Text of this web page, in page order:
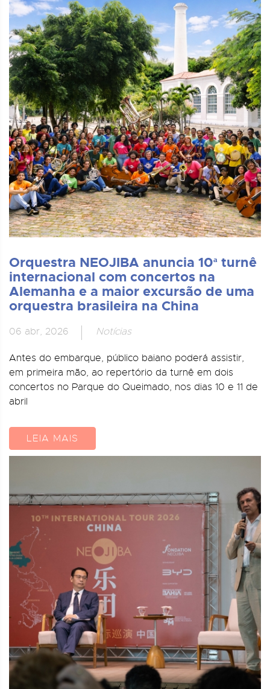
Orquestra NEOJIBA anuncia 10ª turnê
internacional com concertos na
Alemanha e a maior excursão de uma
orquestra brasileira na China
06 abr, 2026 Notícias
Antes do embarque, público baiano poderá assistir,
em primeira mão, ao repertório da turnê em dois
concertos no Parque do Queimado, nos dias 10 e 11 de
abril
LEIA MAIS